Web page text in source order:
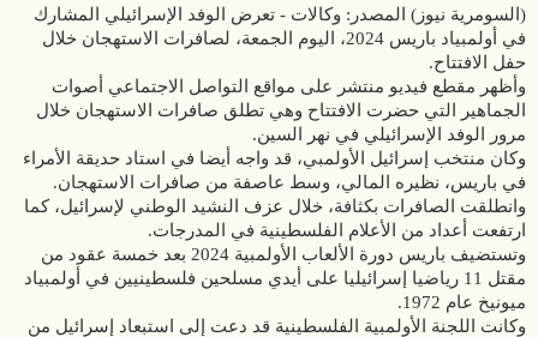
(السومرية نيوز) المصدر: وكالات - تعرض الوفد الإسرائيلي المشارك
في أولمبياد باريس 2024، اليوم الجمعة، لصافرات الاستهجان خلال
حفل الافتتاح.
وأظهر مقطع فيديو منتشر على مواقع التواصل الاجتماعي أصوات
الجماهير التي حضرت الافتتاح وهي تطلق صافرات الاستهجان خلال
مرور الوفد الإسرائيلي في نهر السين.
وكان منتخب إسرائيل الأولمبي، قد واجه أيضا في استاد حديقة الأمراء
في باريس، نظيره المالي، وسط عاصفة من صافرات الاستهجان.
وانطلقت الصافرات بكثافة، خلال عزف النشيد الوطني لإسرائيل، كما
ارتفعت أعداد من الأعلام الفلسطينية في المدرجات.
وتستضيف باريس دورة الألعاب الأولمبية 2024 بعد خمسة عقود من
مقتل 11 رياضيا إسرائيليا على أيدي مسلحين فلسطينيين في أولمبياد
ميونيخ عام 1972.
وكانت اللجنة الأولمبية الفلسطينية قد دعت إلى استبعاد إسرائيل من